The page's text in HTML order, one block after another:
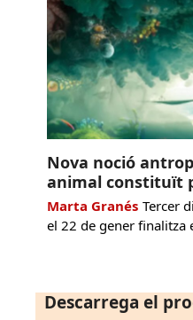
Nova noció
animal constituït
Marta Granés Tercer
el 22 de gener finalitza
Descarrega el